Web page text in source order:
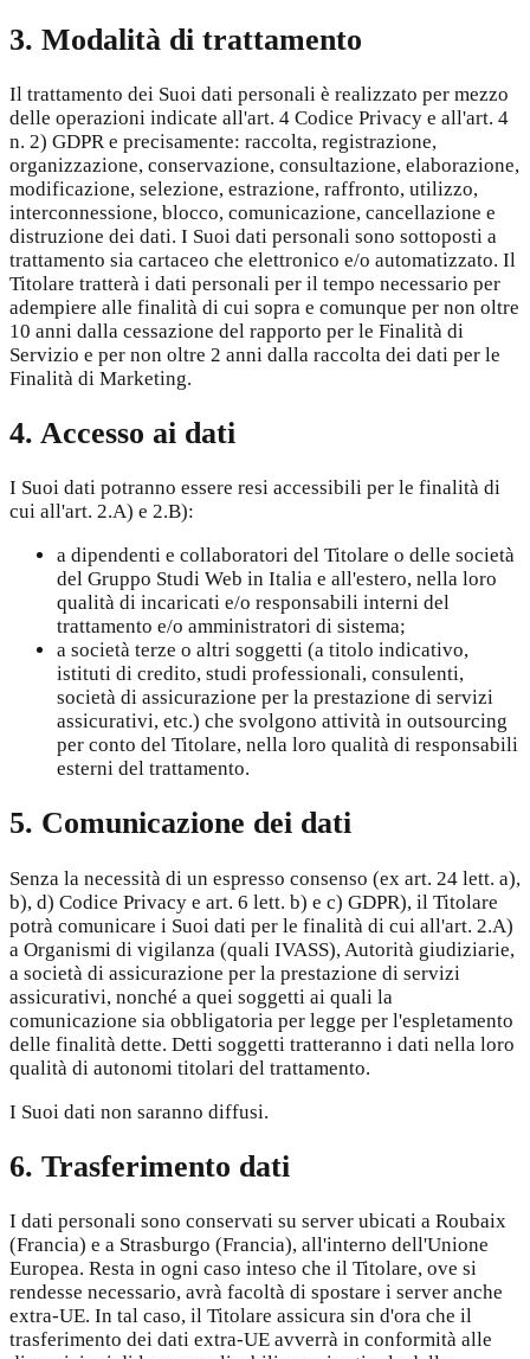
3. Modalità di trattamento
Il trattamento dei Suoi dati personali è realizzato per mezzo
delle operazioni indicate all'art. 4 Codice Privacy e all'art. 4
n. 2) GDPR e precisamente: raccolta, registrazione,
organizzazione, conservazione, consultazione, elaborazione,
modificazione, selezione, estrazione, raffronto, utilizzo,
interconnessione, blocco, comunicazione, cancellazione e
distruzione dei dati. I Suoi dati personali sono sottoposti a
trattamento sia cartaceo che elettronico e/o automatizzato. Il
Titolare tratterà i dati personali per il tempo necessario per
adempiere alle finalità di cui sopra e comunque per non oltre
10 anni dalla cessazione del rapporto per le Finalità di
Servizio e per non oltre 2 anni dalla raccolta dei dati per le
Finalità di Marketing.
4. Accesso ai dati
I Suoi dati potranno essere resi accessibili per le finalità di
cui all'art. 2.A) e 2.B):
a dipendenti e collaboratori del Titolare o delle società
del Gruppo Studi Web in Italia e all'estero, nella loro
qualità di incaricati e/o responsabili interni del
trattamento e/o amministratori di sistema;
a società terze o altri soggetti (a titolo indicativo,
istituti di credito, studi professionali, consulenti,
società di assicurazione per la prestazione di servizi
assicurativi, etc.) che svolgono attività in outsourcing
per conto del Titolare, nella loro qualità di responsabili
esterni del trattamento.
5. Comunicazione dei dati
Senza la necessità di un espresso consenso (ex art. 24 lett. a),
b), d) Codice Privacy e art. 6 lett. b) e c) GDPR), il Titolare
potrà comunicare i Suoi dati per le finalità di cui all'art. 2.A)
a Organismi di vigilanza (quali IVASS), Autorità giudiziarie,
a società di assicurazione per la prestazione di servizi
assicurativi, nonché a quei soggetti ai quali la
comunicazione sia obbligatoria per legge per l'espletamento
delle finalità dette. Detti soggetti tratteranno i dati nella loro
qualità di autonomi titolari del trattamento.
I Suoi dati non saranno diffusi.
6. Trasferimento dati
I dati personali sono conservati su server ubicati a Roubaix
(Francia) e a Strasburgo (Francia), all'interno dell'Unione
Europea. Resta in ogni caso inteso che il Titolare, ove si
rendesse necessario, avrà facoltà di spostare i server anche
extra-UE. In tal caso, il Titolare assicura sin d'ora che il
trasferimento dei dati extra-UE avverrà in conformità alle